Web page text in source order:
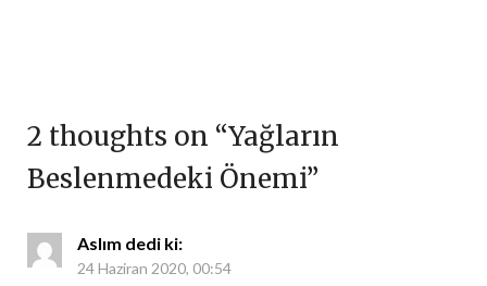
2 thoughts on “Yağların
Beslenmedeki Önemi”
Aslım dedi ki:
24 Haziran 2020, 00:54